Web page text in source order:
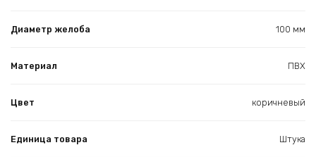
Диаметр желоба 100 мм
Материал ПВХ
Цвет коричневый
Единица товара Штука